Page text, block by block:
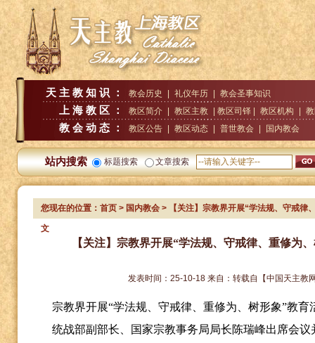
天主教知识： 教会历史 礼仪年历 教会圣事知识
上海教区： 教区简介 教区主教 | 教区司铎 | 教区机构
教会动态： 教区公告 教区动态 普世教会 国内教会
站内搜索 标题搜索 文章搜索
您现在的位置：首页 > 国内教会 > 【关注】宗教界开展“学法规、守戒律
文
【关注】宗教界开展“学法规、守戒律、重修为
发表时间： 25-10-18 来自： 转载自【中国天主教
宗教界开展“学法规、守戒律、重修为、树形象”教
统战部副部长、国家宗教事务局局长陈瑞峰出席